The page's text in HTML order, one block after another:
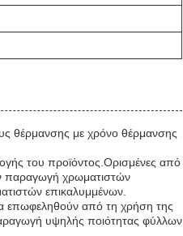
θέρμανσης με χρόνο θέρμανσης
του προϊόντος.Ορισμένες από
παραγωγή χρωματιστών
επικαλυμμένων.
επωφεληθούν από τη χρήση της
υψηλής ποιότητας φύλλων